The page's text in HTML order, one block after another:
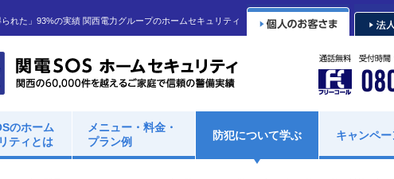
られた」93%の実績 関西電力グループのホームセキュリティ
のホーム
ティとは
メニュー・料金・
プラン例
防犯について学ぶ キャンペー